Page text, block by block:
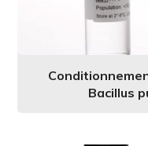
Bacillus